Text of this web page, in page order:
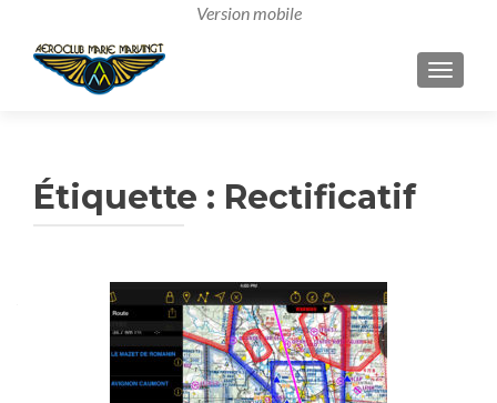
Étiquette : Rectificatif